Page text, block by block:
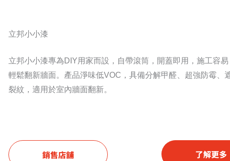
立邦小小漆
立邦小小漆專為DIY用家而設，自帶滾筒，開蓋即用，施工容易
輕鬆翻新牆面。產品淨味低VOC，具備分解甲醛、超強防霉、
裂紋，適用於室內牆面翻新。
銷售店舖 了解更多